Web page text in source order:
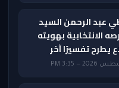
عبد الرحمن السيد
الانتخابية بهويته
يطرح تفسيرًا آخر